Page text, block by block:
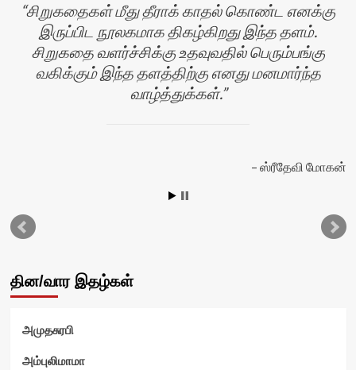
சிறுகதைகள் மீது தீராக் காதல் கொண்ட எனக்கு
இருப்பிட நூலகமாக திகழ்கிறது இந்த தளம்.
சிறுகதை வளர்ச்சிக்கு உதவுவதில் பெரும்பங்கு
வகிக்கும் இந்த தளத்திற்கு எனது மனமார்ந்த
வாழ்த்துக்கள்.
ஸ்ரீதேவி மோகன்
தின/வார இதழ்கள்
அமுதசுரபி
அம்புலிமாமா